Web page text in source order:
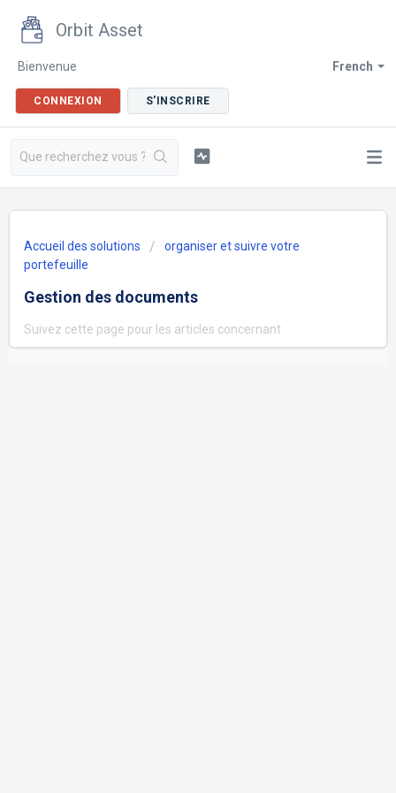
Orbit Asset
French
Bienvenue
CONNEXION S'INSCRIRE
Accueil des solutions
organiser et suivre votre
portefeuille
Gestion des documents
Suivez cette page pour les articles concernant